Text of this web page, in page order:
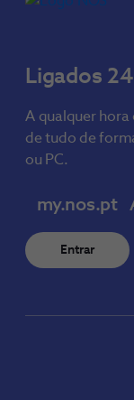
Ligados
A qualquer hora
de tudo de
ou PC.
my.nos.pt
Entrar